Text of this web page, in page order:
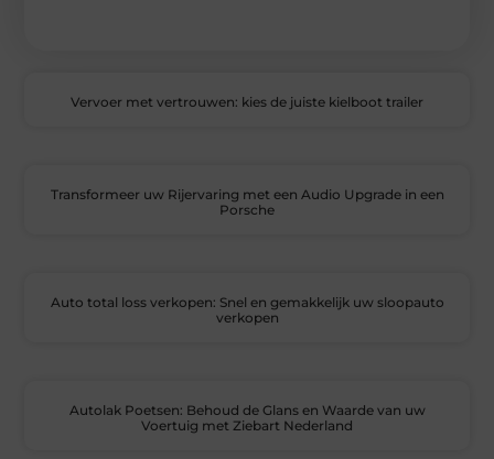
Vervoer met vertrouwen: kies de juiste kielboot trailer
Transformeer uw Rijervaring met een Audio Upgrade in een
Porsche
Auto total loss verkopen: Snel en gemakkelijk uw sloopauto
verkopen
Autolak Poetsen: Behoud de Glans en Waarde van uw
Voertuig met Ziebart Nederland